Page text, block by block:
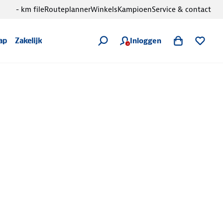
Zakelijk Inloggen
- km fileRouteplannerWinkelsKampioenService & contact